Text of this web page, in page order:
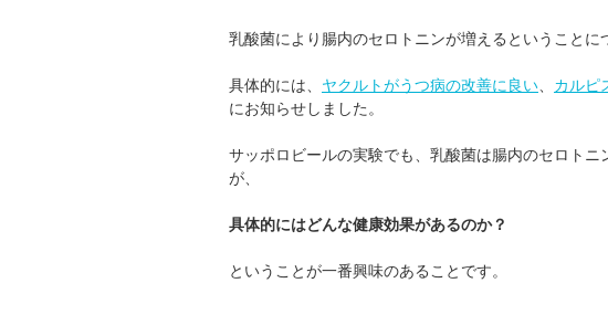
乳酸菌により腸内のセロトニンが増えるということに
具体的には、 ヤクルトがうつ病の改善に良い カルピ
にお知らせしました。
サッポロビールの実験でも、乳酸菌は腸内のセロト
が、
具体的にはどんな健康効果があるのか？
ということが一番興味のあることです。